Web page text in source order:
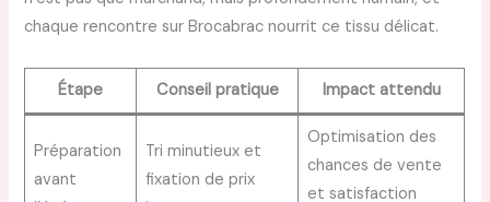
chaque rencontre sur Brocabrac nourrit ce tissu délicat.
Étape Conseil pratique Impact attendu
Préparation
avant
Tri minutieux et
fixation de prix
Optimisation des
chances de vente
et satisfaction